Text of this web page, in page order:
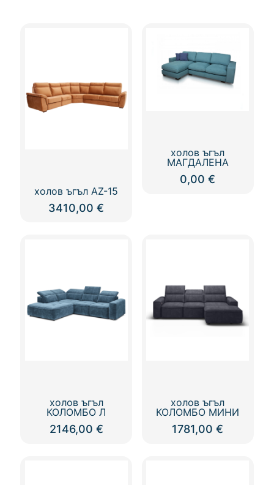
холов ъгъл AZ-15
3410,00€
холов ъгъл
МАГДАЛЕНА
0,00€
холов ъгъл
КОЛОМБО Л
2146,00 €
холов ъгъл
КОЛОМБО МИНИ
1781,00€